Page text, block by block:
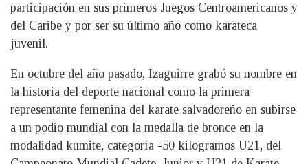
participación en sus primeros Juegos Centroamericanos y
del Caribe y por ser su último año como karateca
juvenil.
En octubre del año pasado, Izaguirre grabó su nombre en
la historia del deporte nacional como la primera
representante femenina del karate salvadoreño en subirse
a un podio mundial con la medalla de bronce en la
modalidad kumite, categoría -50 kilogramos U21, del